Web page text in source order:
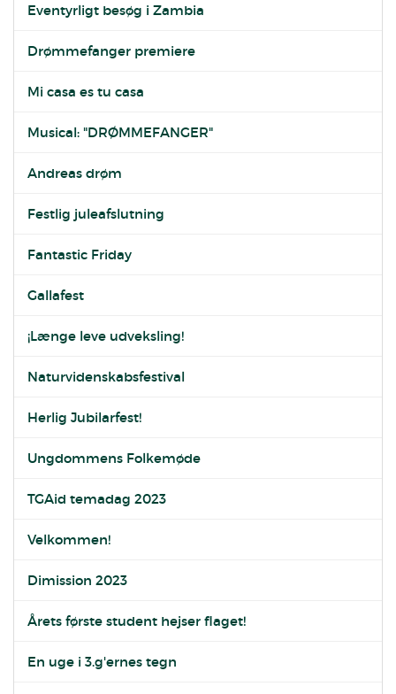
Eventyrligt besøg i Zambia
Drømmefanger premiere
Mi casa es tu casa
Musical: "DRØMMEFANGER"
Andreas drøm
Festlig juleafslutning
Fantastic Friday
Gallafest
¡Længe leve udveksling!
Naturvidenskabsfestival
Herlig Jubilarfest!
Ungdommens Folkemøde
TGAid temadag 2023
Velkommen!
Dimission 2023
Årets første student hejser flaget!
En uge i 3.g'ernes tegn